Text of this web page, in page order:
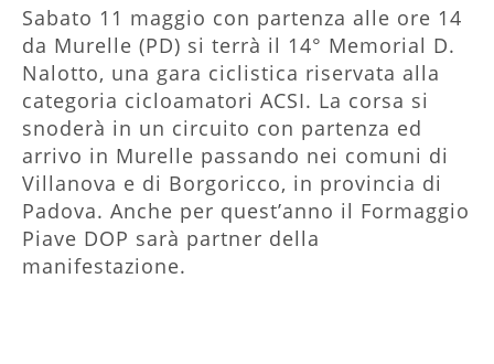
Sabato 11 maggio con partenza alle ore 14
da Murelle (PD) si terrà il 14° Memorial D.
Nalotto, una gara ciclistica riservata alla
categoria cicloamatori ACSI. La corsa si
snoderà in un circuito con partenza ed
arrivo in Murelle passando nei comuni di
Villanova e di Borgoricco, in provincia di
Padova. Anche per quest’anno il Formaggio
Piave DOP sarà partner della
manifestazione.